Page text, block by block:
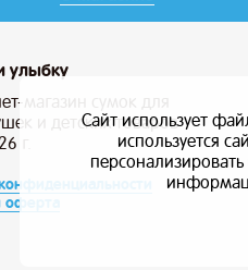
улыбку
магазин сумок для
и детских товаров
г.
Сайт использует
используется